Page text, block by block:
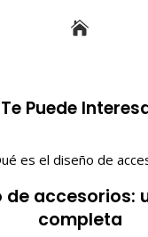
Te Puede
de accesorios:
completa